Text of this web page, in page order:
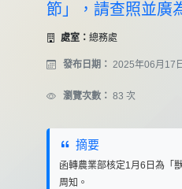
節」，請查照並廣
處室： 總務處
發布日期： 2025年06月17日
瀏覽次數： 83 次
摘要
函轉農業部核定1月6日為「
周知。